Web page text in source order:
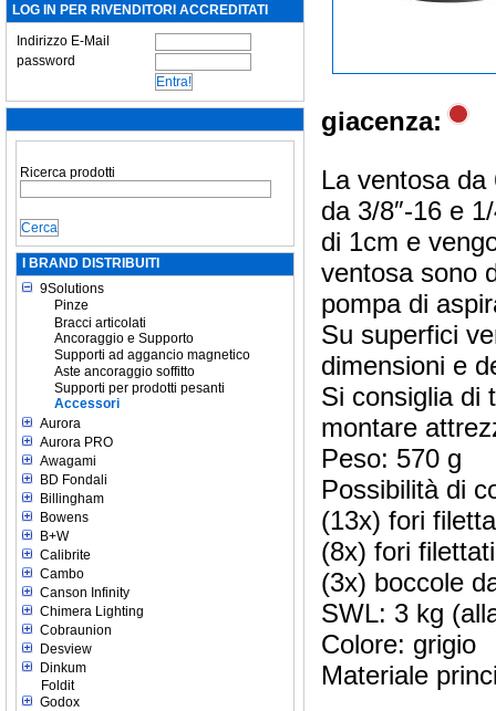
LOG IN PER RIVENDITORI ACCREDITATI
Indirizzo E-Mail
password
Ricerca prodotti
I BRAND DISTRIBUITI
9Solutions
Pinze
Bracci articolati
Ancoraggio e Supporto
Supporti ad aggancio magnetico
Aste ancoraggio soffitto
Supporti per prodotti pesanti
Accessori
Aurora
Aurora PRO
Awagami
BD Fondali
Billingham
Bowens
B+W
Calibrite
Cambo
Canson Infinity
Chimera Lighting
Cobraunion
Desview
Dinkum
Foldit
Godox
giacenza:
La ventosa da
da 3/8″-16 e
di 1cm e
ventosa sono
pompa di
Su superfici
dimensioni e
Si consiglia di
montare
Peso: 570 g
Possibilità di
(13x) fori
(8x) fori
(3x) boccole
SWL: 3 kg
Colore: grigio
Materiale